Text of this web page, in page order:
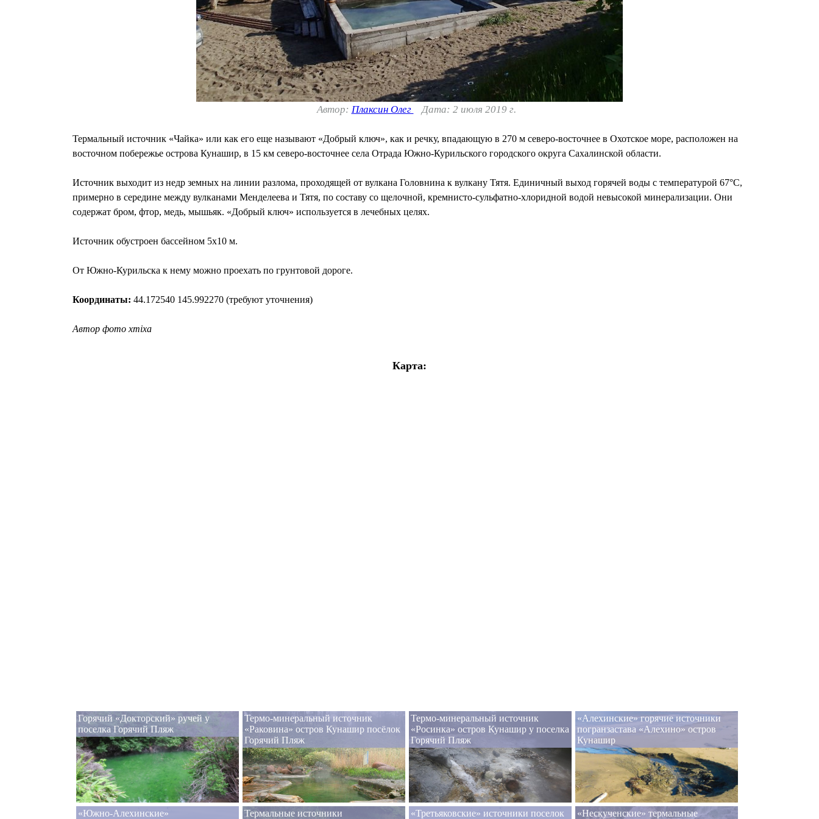
Автор: Плаксин Олег Дата: 2 июля 2019 г.
Термальный источник «Чайка» или как его еще называют «Добрый ключ», как и речку, впадающую в 270 м северо-восточнее в Охотское море, расположен на
восточном побережье острова Кунашир, в 15 км северо-восточнее села Отрада Южно-Курильского городского округа Сахалинской области.
Источник выходит из недр земных на линии разлома, проходящей от вулкана Головнина к вулкану Тятя. Единичный выход горячей воды с температурой 67°С,
примерно в середине между вулканами Менделеева и Тятя, по составу со щелочной, кремнисто-сульфатно-хлоридной водой невысокой минерализации. Они
содержат бром, фтор, медь, мышьяк. «Добрый ключ» используется в лечебных целях.
Источник обустроен бассейном 5х10 м.
От Южно-Курильска к нему можно проехать по грунтовой дороге.
Координаты: 44.172540 145.992270 (требуют уточнения)
Автор фото xmixa
Карта:
Горячий «Докторский» ручей у
поселка Горячий Пляж
Термо-минеральный источник
«Раковина» остров Кунашир посёлок
Горячий Пляж
Термо-минеральный источник
«Росинка» остров Кунашир у поселка
Горячий Пляж
«Алехинские» горячие источники
погранзастава «Алехино» остров
Кунашир
«Южно-Алехинские» Термальные источники «Третьяковские» источники поселок «Нескученские» термальные